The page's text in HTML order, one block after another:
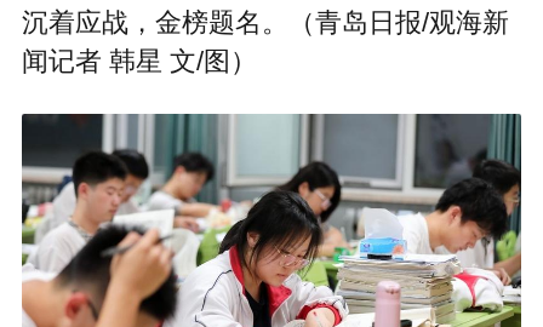
沉着应战，金榜题名。（青岛日报/观海新
闻记者 韩星 文/图）